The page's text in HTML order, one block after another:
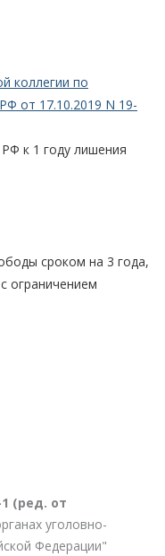
коллегии по
от 17.10.2019 N 19-
к 1 году лишения
сроком на 3 года,
ограничением
(ред. от
уголовно-
Федерации"